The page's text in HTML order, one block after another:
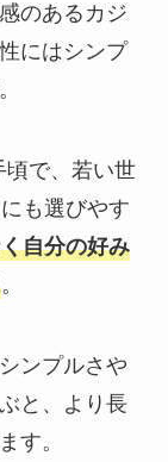
のあるカジ
にはシンプ
頃で、若い世
も選びやす
自分の好み
。
ンプルさや
と、より長
す。